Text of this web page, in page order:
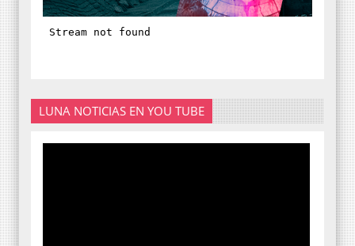
LUNA NOTICIAS EN YOU TUBE